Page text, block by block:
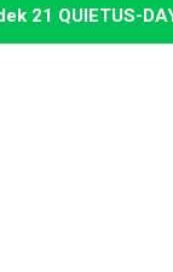
21 QUIETUS-